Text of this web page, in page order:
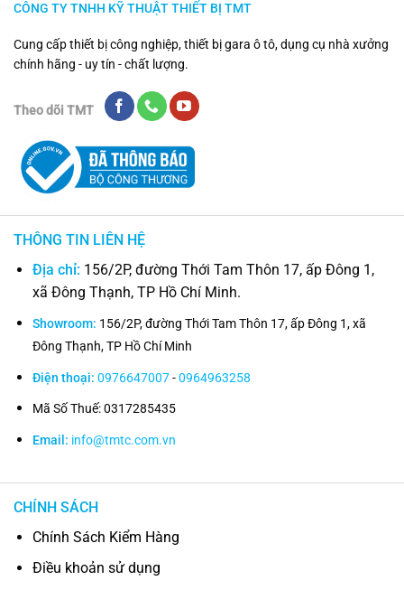
CÔNG TY TNHH KỸ THUẬT THIẾT BỊ TMT
Cung cấp thiết bị công nghiệp, thiết bị gara ô tô, dụng cụ nhà xưởng
chính hãng - uy tín - chất lượng.
Theo dõi TMT
THÔNG TIN LIÊN HỆ
Địa chỉ: 156/2P, đường Thới Tam Thôn 17, ấp Đông 1,
xã Đông Thạnh, TP Hồ Chí Minh.
Showroom: 156/2P, đường Thới Tam Thôn 17, ấp Đông 1, xã
Đông Thạnh, TP Hồ Chí Minh
Điện thoại: 0976647007-0964963258
Mã Số Thuế: 0317285435
Email: info@tmtc.com.vn
CHÍNH SÁCH
Chính Sách Kiểm Hàng
Điều khoản sử dụng